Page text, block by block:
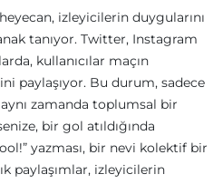
izleyicilerin duygularını
tanıyor. Twitter, Instagram
kullanıcılar maçın
paylaşıyor. Bu durum, sadece
zamanda toplumsal bir
bir gol atıldığında
yazması, bir nevi kolektif bir
paylaşımlar, izleyicilerin